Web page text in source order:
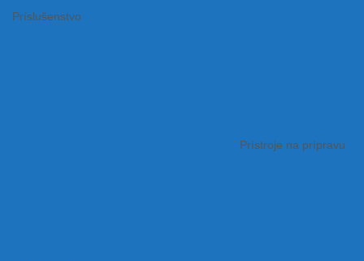
Príslušenstvo
Prístroje na prípravu